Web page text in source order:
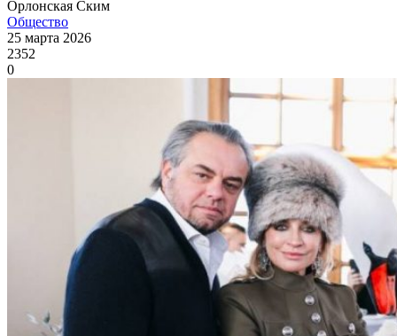
Орлонская Ским
Общество
25 марта 2026
2352
0